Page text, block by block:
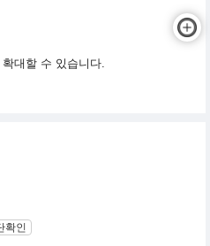
대할 수 있습니다.
확인